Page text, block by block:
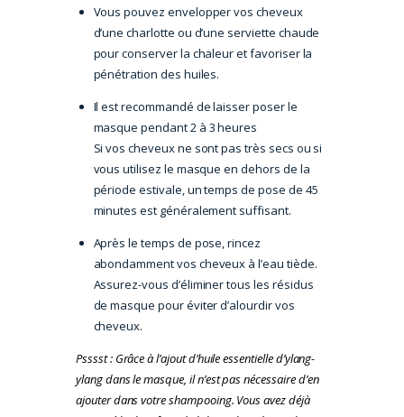
Vous pouvez envelopper vos cheveux
d’une charlotte ou d’une serviette chaude
pour conserver la chaleur et favoriser la
pénétration des huiles.
Il est recommandé de laisser poser le
masque pendant 2 à 3 heures
Si vos cheveux ne sont pas très secs ou si
vous utilisez le masque en dehors de la
période estivale, un temps de pose de 45
minutes est généralement suffisant.
Après le temps de pose, rincez
abondamment vos cheveux à l’eau tiède.
Assurez-vous d’éliminer tous les résidus
de masque pour éviter d’alourdir vos
cheveux.
Psssst : Grâce à l’ajout d’huile essentielle d’ylang-
ylang dans le masque, il n’est pas nécessaire d’en
ajouter dans votre shampooing. Vous avez déjà